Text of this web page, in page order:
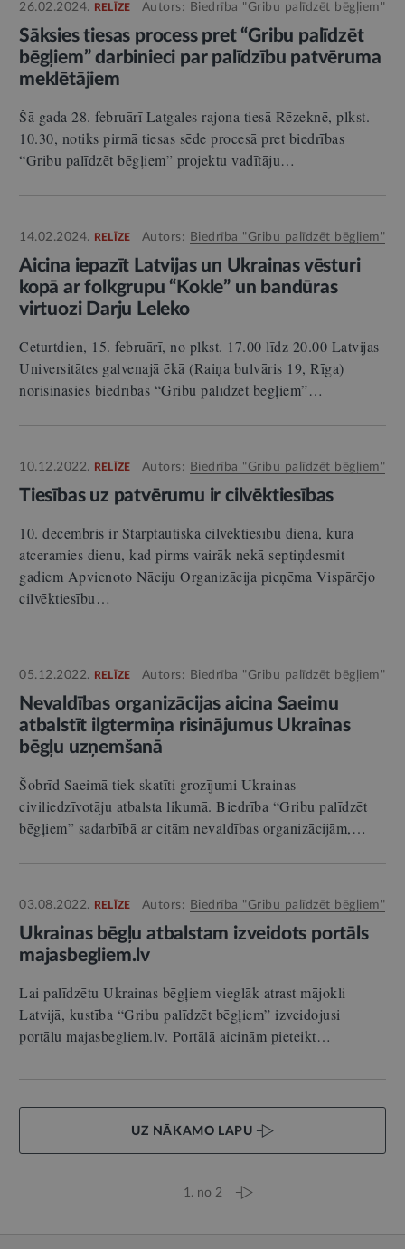
26.02.2024. RELĪZE Autors: Biedrība "Gribu palīdzēt bēgļiem"
Sāksies tiesas process pret “Gribu palīdzēt
bēgļiem” darbinieci par palīdzību patvēruma
meklētājiem
Šā gada 28. februārī Latgales rajona tiesā Rēzeknē, plkst.
10.30, notiks pirmā tiesas sēde procesā pret biedrības
“Gribu palīdzēt bēgļiem” projektu vadītāju…
14.02.2024. RELĪZE Autors: Biedrība "Gribu palīdzēt bēgļiem"
Aicina iepazīt Latvijas un Ukrainas vēsturi
kopā ar folkgrupu “Kokle” un bandūras
virtuozi Darju Leleko
Ceturtdien, 15. februārī, no plkst. 17.00 līdz 20.00 Latvijas
Universitātes galvenajā ēkā (Raiņa bulvāris 19, Rīga)
norisināsies biedrības “Gribu palīdzēt bēgļiem”…
10.12.2022. RELĪZE Autors: Biedrība "Gribu palīdzēt bēgļiem"
Tiesības uz patvērumu ir cilvēktiesības
10. decembris ir Starptautiskā cilvēktiesību diena, kurā
atceramies dienu, kad pirms vairāk nekā septiņdesmit
gadiem Apvienoto Nāciju Organizācija pieņēma Vispārējo
cilvēktiesību…
05.12.2022. RELĪZE Autors: Biedrība "Gribu palīdzēt bēgļiem"
Nevaldības organizācijas aicina Saeimu
atbalstīt ilgtermiņa risinājumus Ukrainas
bēgļu uzņemšanā
Šobrīd Saeimā tiek skatīti grozījumi Ukrainas
civiliedzīvotāju atbalsta likumā. Biedrība “Gribu palīdzēt
bēgļiem” sadarbībā ar citām nevaldības organizācijām,…
03.08.2022. RELĪZE Autors: Biedrība "Gribu palīdzēt bēgļiem"
Ukrainas bēgļu atbalstam izveidots portāls
majasbegliem.lv
Lai palīdzētu Ukrainas bēgļiem vieglāk atrast mājokli
Latvijā, kustība “Gribu palīdzēt bēgļiem” izveidojusi
portālu majasbegliem.lv. Portālā aicinām pieteikt…
UZ NĀKAMO LAPU
1. no 2